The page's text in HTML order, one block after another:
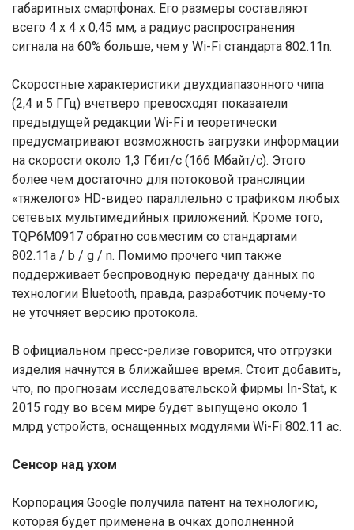
габаритных смартфонах. Его размеры составляют
всего 4 х 4 х 0,45 мм, а радиус распространения
сигнала на 60% больше, чем у Wi-Fi стандарта 802.11n.
Скоростные характеристики двухдиапазонного чипа
(2,4 и 5 ГГц) вчетверо превосходят показатели
предыдущей редакции Wi-Fi и теоретически
предусматривают возможность загрузки информации
на скорости около 1,3 Гбит/с (166 Мбайт/с). Этого
более чем достаточно для потоковой трансляции
«тяжелого» HD-видео параллельно с трафиком любых
сетевых мультимедийных приложений. Кроме того,
TQP6M0917 обратно совместим со стандартами
802.11а / b / g / n. Помимо прочего чип также
поддерживает беспроводную передачу данных по
технологии Bluetooth, правда, разработчик почему-то
не уточняет версию протокола.
В официальном пресс-релизе говорится, что отгрузки
изделия начнутся в ближайшее время. Стоит добавить,
что, по прогнозам исследовательской фирмы In-Stat, к
2015 году во всем мире будет выпущено около 1
млрд устройств, оснащенных модулями Wi-Fi 802.11 ас.
Сенсор над ухом
Корпорация Google получила патент на технологию,
которая будет применена в очках дополненной